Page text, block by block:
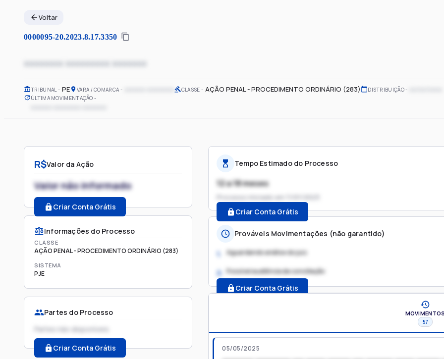
Voltar
0000095-20.2023.8.17.3350
xxxxxxxx xxxxxxxxx xxxxxxx
TRIBUNAL PE VARA / COMARCA CLASSE AÇÃO PENAL - PROCEDIMENTO ORDINÁRIO (283) DISTRIBUIÇÃO
ÚLTIMA MOVIMENTAÇÃO
R$Valor da Ação
Valor não informado
Criar Conta Grátis
Informações do Processo
CLASSE
AÇÃO PENAL - PROCEDIMENTO ORDINÁRIO (283)
SISTEMA
PJE
Partes do Processo
Partes não disponíveis
Criar Conta Grátis
Tempo Estimado do Processo
12 a 18 meses
Processo iniciado em
Criar Conta Grátis
Prováveis Movimentações (não garantido)
1. Aguardando análise do juiz
2. Possível audiência de conciliação
Criar Conta Grátis
MOVIMENTOS
57
05/05/2025